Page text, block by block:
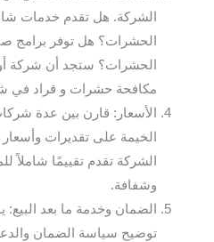
الشركة. هل تقدم خدمات
الحشرات؟ هل توفر برامج
الحشرات؟ ستجد أن شركة
مكافحة حشرات و قراد في
الأسعار: قارن بين عدة
الخيمة على تقديرات
الشركة تقدم تقييمًا شاملاً
وشفافة.
الضمان وخدمة ما بعد
توضيح سياسة الضمان